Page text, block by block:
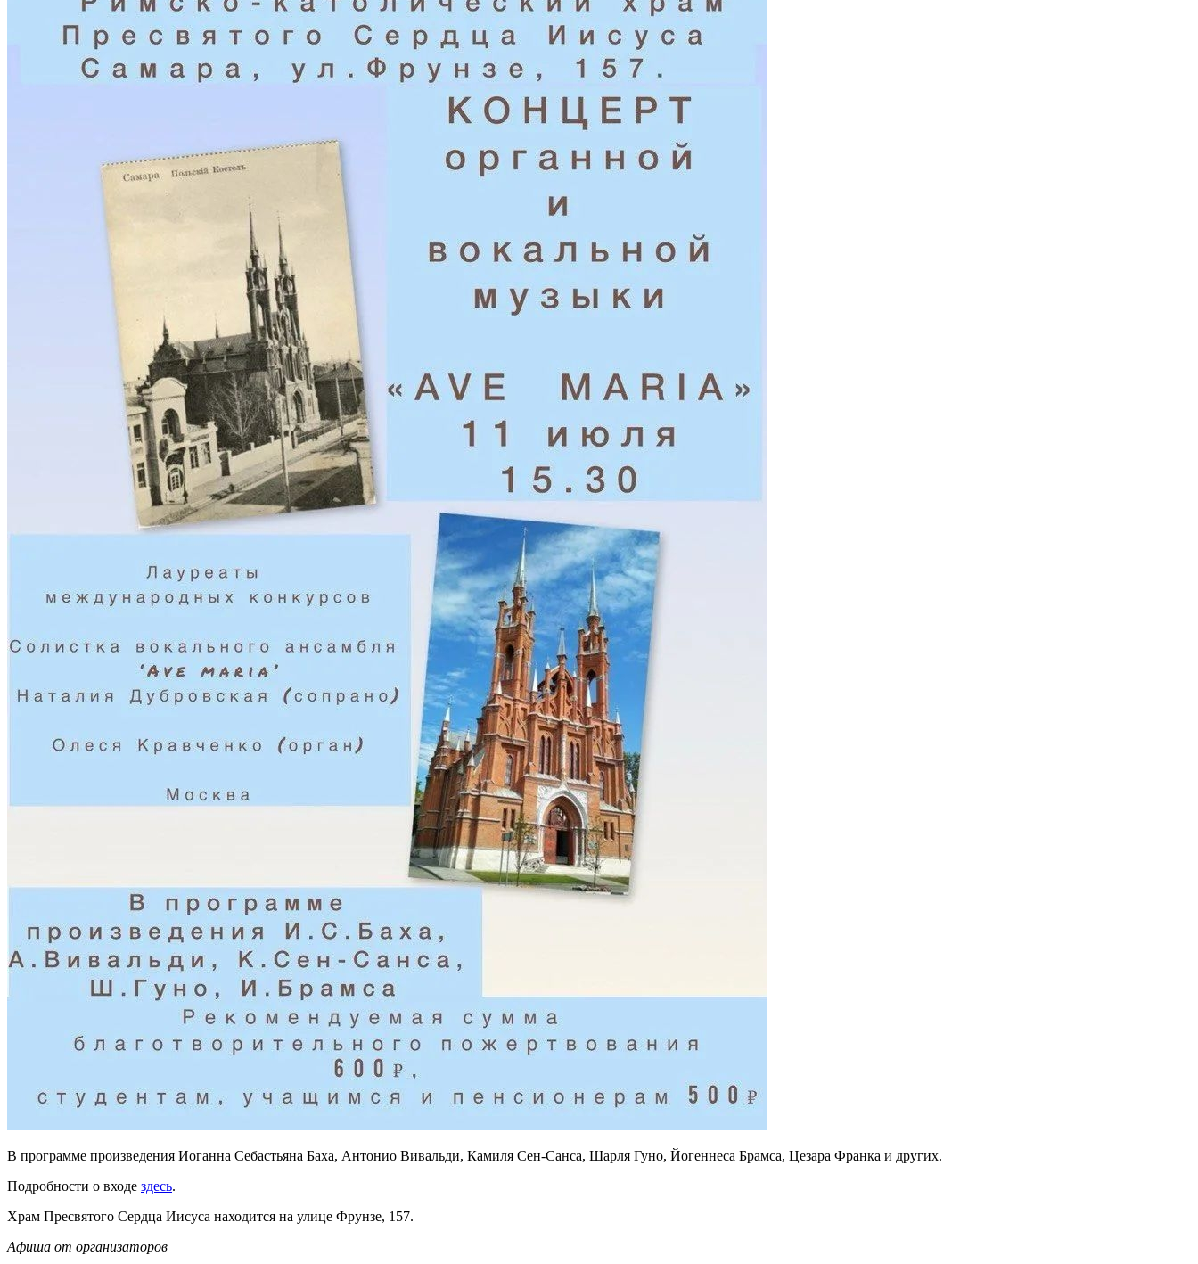
В программе произведения Иоганна Себастьяна Баха, Антонио Вивальди, Камиля Сен-Санса, Шарля Гуно, Йогеннеса Брамса, Цезара Франка и других.
Подробности о входе здесь.
Храм Пресвятого Сердца Иисуса находится на улице Фрунзе, 157.
Афиша от организаторов